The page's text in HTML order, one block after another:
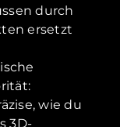
durch
ersetzt
wie du
3D-